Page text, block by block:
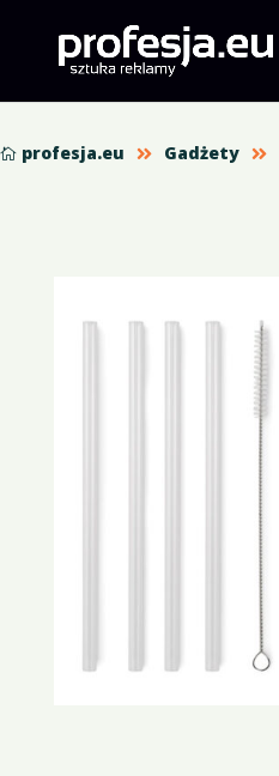
 profesja.eu  Gadżety 